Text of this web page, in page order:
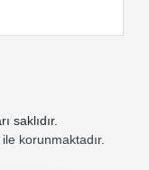
saklıdır.
korunmaktadır.